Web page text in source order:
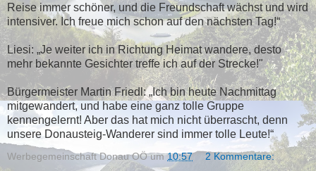
Reise immer schöner, und die Freundschaft wächst und wird
intensiver. Ich freue mich schon auf den nächsten Tag!“
Liesi: „Je weiter ich in Richtung Heimat wandere, desto
mehr bekannte Gesichter treffe ich auf der Strecke!"
Bürgermeister Martin Friedl: „Ich bin heute Nachmittag
mitgewandert, und habe eine ganz tolle Gruppe
kennengelernt! Aber das hat mich nicht überrascht, denn
unsere Donausteig-Wanderer sind immer to lle Leute!“
Werbegemeinschaft Donau OÖ um10:57 2 Kommentare: